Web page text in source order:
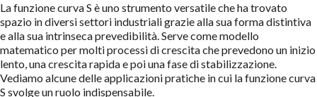
La funzione curva S è uno strumento versatile che ha trovato
spazio in diversi settori industriali grazie alla sua forma distintiva
e alla sua intrinseca prevedibilità. Serve come modello
matematico per molti processi di crescita che prevedono un inizio
lento, una crescita rapida e poi una fase di stabilizzazione.
Vediamo alcune delle applicazioni pratiche in cui la funzione curva
S svolge un ruolo indispensabile.